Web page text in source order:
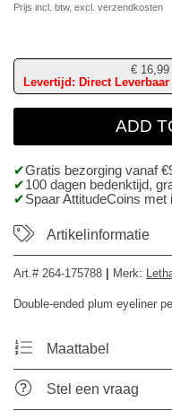
Prijs incl. btw, excl. verzendkosten
€ 16,99
Levertijd: Direct Leverbaar
ADD
Gratis bezorging vanaf
100 dagen bedenktijd,
Spaar AttitudeCoins met
Artikelinformatie
Art.# 264-175788 Merk:
Double-ended plum eyeliner
Maattabel
Stel een vraag